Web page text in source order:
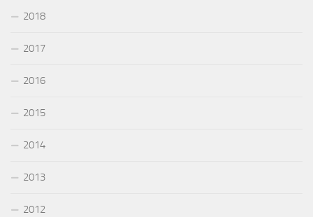
2018
2017
2016
2015
2014
2013
2012